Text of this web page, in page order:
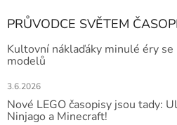
PRŮVODCE SVĚTEM
Kultovní náklaďáky minulé éry
modelů
3.6.2026
Nové LEGO časopisy jsou tady:
Ninjago a Minecraft!